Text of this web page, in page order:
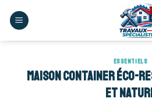
ESSENTIELS
Maison container éco-
et